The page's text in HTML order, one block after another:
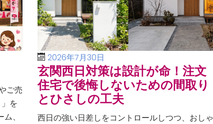
ご売
を
、
2026年7月30日
玄関西日対策は設計が命！注文
住宅で後悔しないための間取り
とひさしの工夫
西日の強い日差しをコントロールしつつ、おしゃ